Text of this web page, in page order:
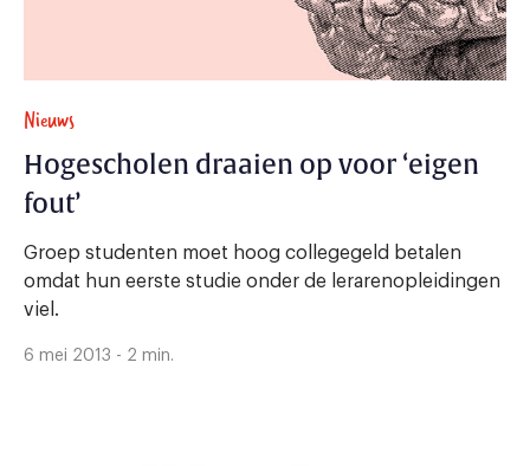
Nieuws
Hogescholen draaien op voor ‘eigen
fout’
Groep studenten moet hoog collegegeld betalen
omdat hun eerste studie onder de lerarenopleidingen
viel.
6 mei 2013 - 2 min.